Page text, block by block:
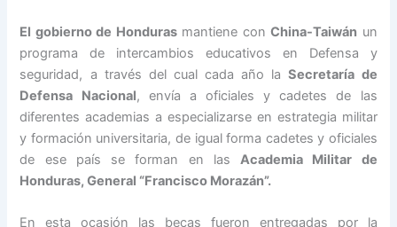
El gobierno de Hondurasmantiene conChina-Taiwán un
programa de intercambios educativos en Defensa y
seguridad, a través del cual cada año laSecretaría de
Defensa Nacional, envía a oficiales y cadetes de las
diferentes academias a especializarse en estrategia militar
y formación universitaria, de igual forma cadetes y oficiales
de ese país se forman en las Academia Militar de
Honduras, General “Francisco Morazán”.
En esta ocasión las becas fueron entregadas por la